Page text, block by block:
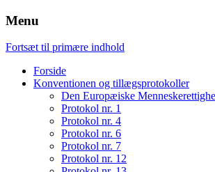
Menu
Fortsæt til primære indhold
Forside
Konventionen og tillægsprotokoller
Den Europæiske
Protokol nr. 1
Protokol nr. 4
Protokol nr. 6
Protokol nr. 7
Protokol nr. 12